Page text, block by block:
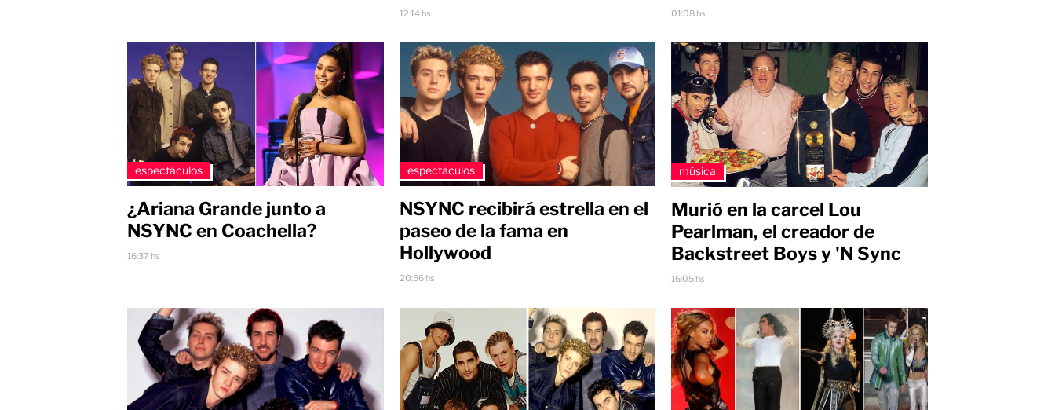
12:14 hs 01:08 hs
espectáculos
¿Ariana Grande junto a
NSYNC en Coachella?
16:37 hs
espectáculos
NSYNC recibirá estrella en el
paseo de la fama en
Hollywood
20:56 hs
música
Murió en la carcel Lou
Pearlman, el creador de
Backstreet Boys y 'N Sync
16:05 hs